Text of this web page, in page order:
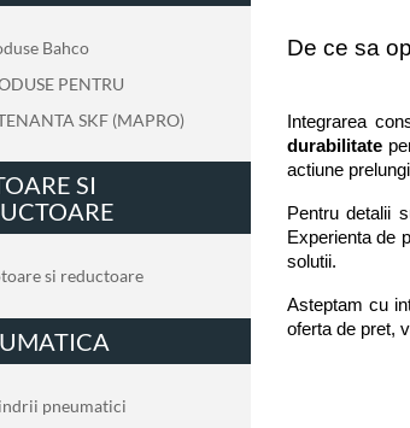
Bahco
PENTRU
SKF (MAPRO)
SI
si reductoare
pneumatici
De ce sa
Integrarea
durabilitate
actiune
Pentru detalii
Experienta de
solutii.
Asteptam cu
oferta de pret,